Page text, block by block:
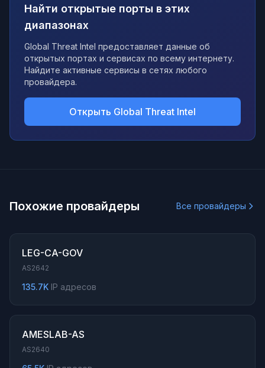
Найти открытые порты в этих
диапазонах
Global Threat Intel предоставляет данные об
открытых портах и сервисах по всему интернету.
Найдите активные сервисы в сетях любого
провайдера.
Открыть Global Threat Intel
Похожие провайдеры Все провайдеры
LEG-CA-GOV
AS2642
135.7K IP адресов
AMESLAB-AS
AS2640